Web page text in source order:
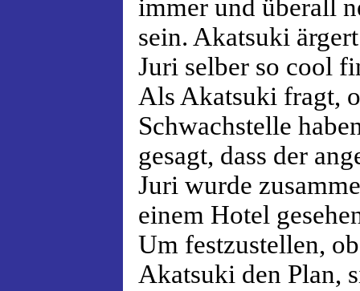
immer und überall
sein. Akatsuki
Juri selber so cool
Als Akatsuki fragt,
Schwachstelle
gesagt, dass der
Juri wurde
einem Hotel
Um festzustellen,
Akatsuki den Plan,